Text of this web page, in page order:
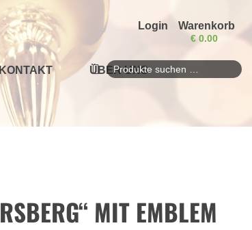
Login Warenkorb
€ 0.00
KONTAKT ÜBER UNS
Suchen
MIT EMBLEM